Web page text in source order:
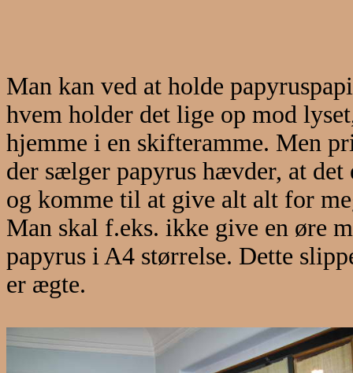
Man kan ved at holde
hvem holder det lige op mod
hjemme i en skifteramme. Men
der sælger papyrus hævder, at
og komme til at give alt alt for
Man skal f.eks. ikke give en øre
papyrus i A4 størrelse. Dette
er ægte.